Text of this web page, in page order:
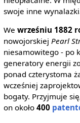
swoje inne
We wrześniu 1882
nowojorskiej Pearl
niesamowitego - po
generatory energii
ponad czterystoma
wcześniej
bogaty. Przyjmuje
on około 400